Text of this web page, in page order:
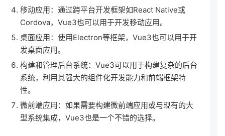
移动应用：通过跨平台开发框架如React Native或
Cordova，Vue3也可以用于开发移动应用。
桌面应用：使用Electron等框架，Vue3也可以用于开
发桌面应用。
构建和管理后台系统：Vue3可以用于构建复杂的后台
系统，利用其强大的组件化开发能力和前端框架特
性。
微前端应用：如果需要构建微前端应用或与现有的大
型系统集成，Vue3也是一个不错的选择。